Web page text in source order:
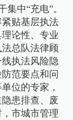
中“充电”。
贴基层执法
论性、专业
总队法律顾
执法风险隐
范要点和问
位的专家，
患排查、废
市城市管理